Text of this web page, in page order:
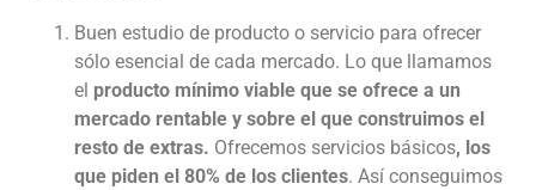
Buen estudio de producto o servicio para ofrecer
sólo esencial de cada mercado. Lo que llamamos
el producto mínimo viable que se ofrece a un
mercado rentable y sobre el que construimos el
resto de extras. Ofrecemos servicios básicos, los
que piden el 80% de los clientes. Así conseguimos